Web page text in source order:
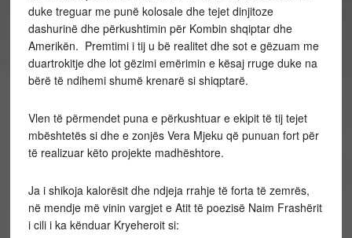
duke treguar me punë kolosale dhe tejet dinjitoze
dashurinë dhe përkushtimin për Kombin shqiptar dhe
Amerikën. Premtimi i tij u bë realitet dhe sot e gëzuam me
duartrokitje dhe lot gëzimi emërimin e kësaj rruge duke na
bërë të ndihemi shumë krenarë si shiqptarë.
Vlen të përmendet puna e përkushtuar e ekipit të tij tejet
mbështetës si dhe e zonjës Vera Mjeku që punuan fort për
të realizuar këto projekte madhështore.
Ja i shikoja kalorësit dhe ndjeja rrahje të forta të zemrës,
në mendje më vinin vargjet e Atit të poezisë Naim Frashërit
i cili i ka kënduar Kryeheroit si: